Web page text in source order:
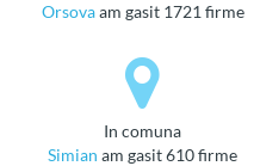
Orsovaam gasit 1721 firme
in comuna
Simian am gasit 610 firme